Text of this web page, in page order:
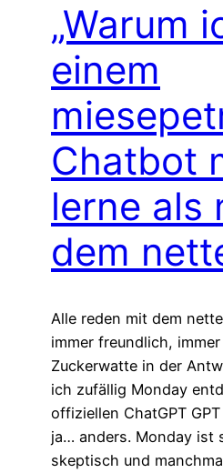
„Warum
einem
Chatbot
lerne als
dem
Alle reden mit dem
immer freundlich,
Zuckerwatte in der
ich zufällig Monday
offiziellen ChatGPT
ja… anders. Monday ist
skeptisch und